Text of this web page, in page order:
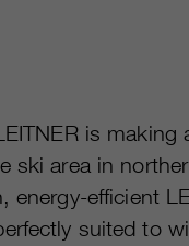
is making
ski area in
efficient
suited to
duración 30
fin